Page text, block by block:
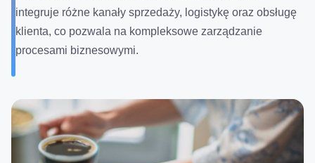
integruje różne kanały sprzedaży, logistykę oraz obsługę
klienta, co pozwala na kompleksowe zarządzanie
procesami biznesowymi.